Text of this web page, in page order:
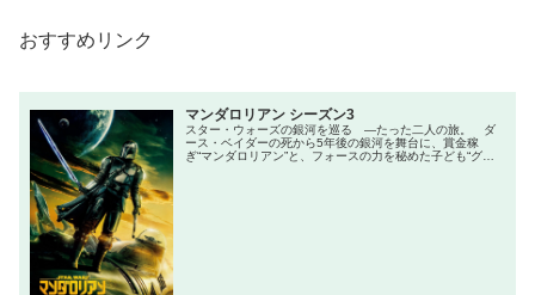
おすすめリンク
マンダロリアン シーズン3
スター・ウォーズの銀河を巡る ―たった二人の旅。 ダ
ース・ベイダーの死から5年後の銀河を舞台に、賞金稼
ぎ“マンダロリアン”と、フォースの力を秘めた子ども“グロ